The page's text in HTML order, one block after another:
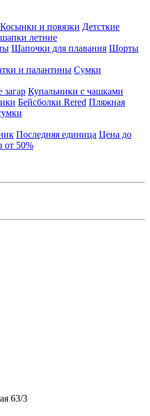
Косынки и повязки Детсткие
летние
Шапочки для плавания Шорты
и палантины Сумки
Купальники с чашками
Бейсболки Rered Пляжная
Последняя единица Цена до
от 50%
63/3